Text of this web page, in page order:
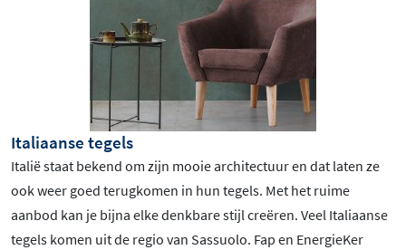
Italiaanse tegels
Italië staat bekend om zijn mooie architectuur en dat laten ze
ook weer goed terugkomen in hun tegels. Met het ruime
aanbod kan je bijna elke denkbare stijl creëren. Veel Italiaanse
tegels komen uit de regio van Sassuolo. Fap en EnergieKer